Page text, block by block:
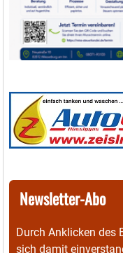
Newsletter-Abo
Durch Anklicken des
sich damit